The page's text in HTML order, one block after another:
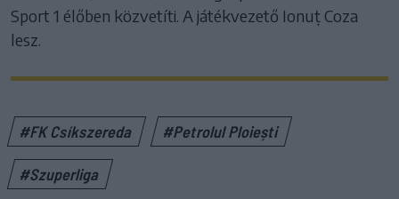
Sport 1 élőben közvetíti. A játékvezető Ionuț Coza
lesz.
#FK Csíkszereda #Petrolul Ploiești
#Szuperliga